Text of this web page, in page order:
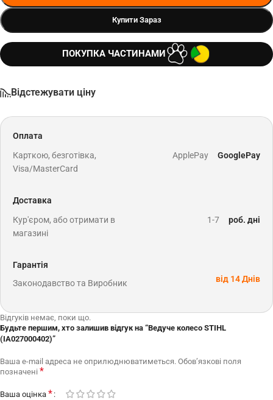
Купити Зараз
ПОКУПКА ЧАСТИНАМИ
Відстежувати ціну
Оплата
Карткою, безготівка,
Visa/MasterCard
ApplePay GooglePay
Доставка
Кур'єром, або отримати в
магазині
1-7 роб. дні
Гарантія
Законодавство та Виробник
від 14 Днів
Відгуків немає, поки що.
Будьте першим, хто залишив відгук на “Ведуче колесо STIHL
(IA027000402)”
Ваша e-mail адреса не оприлюднюватиметься. Обов’язкові поля
позначені *
Ваша оцінка *